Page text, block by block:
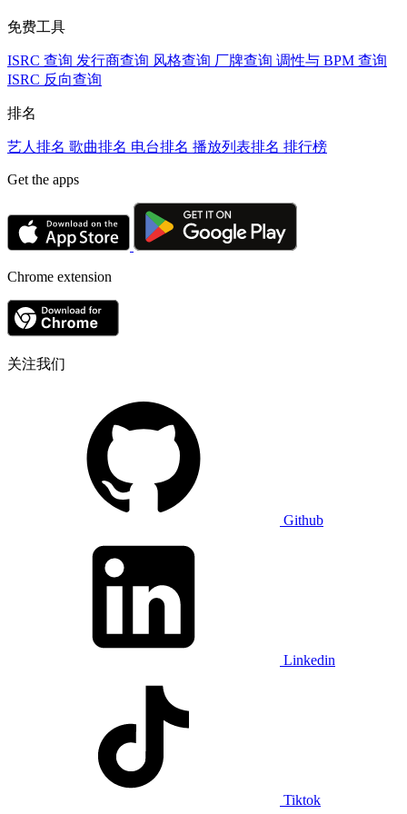
免费工具
ISRC 查询 发行商查询 风格查询 厂牌查询 调性与 BPM 查询
ISRC 反向查询
排名
艺人排名 歌曲排名 电台排名 播放列表排名 排行榜
Get the apps
Chrome extension
关注我们
Github
Linkedin
Tiktok